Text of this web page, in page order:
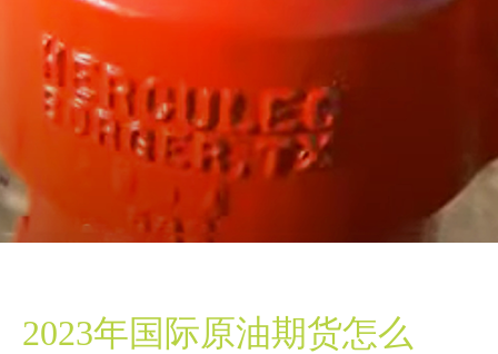
2023年国际原油期货怎么